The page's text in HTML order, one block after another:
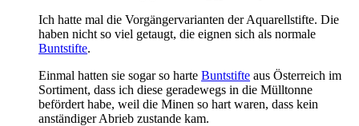
Ich hatte mal die Vorgängervarianten der Aquarellstifte. Die
haben nicht so viel getaugt, die eignen sich als normale
Buntstifte.
Einmal hatten sie sogar so harte Buntstifte aus Österreich im
Sortiment, dass ich diese geradewegs in die Mülltonne
befördert habe, weil die Minen so hart waren, dass kein
anständiger Abrieb zustande kam.